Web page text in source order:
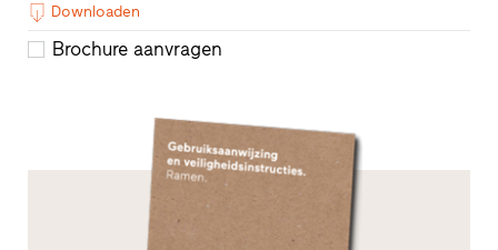
Downloaden
Brochure aanvragen